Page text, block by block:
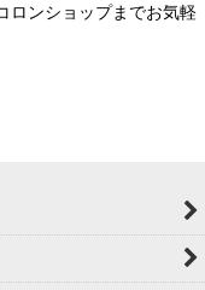
ンショップまでお気軽